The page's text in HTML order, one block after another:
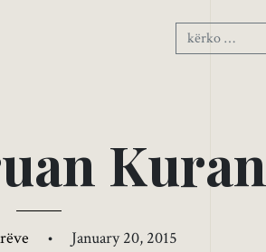
uan Kuran
• January 20, 2015